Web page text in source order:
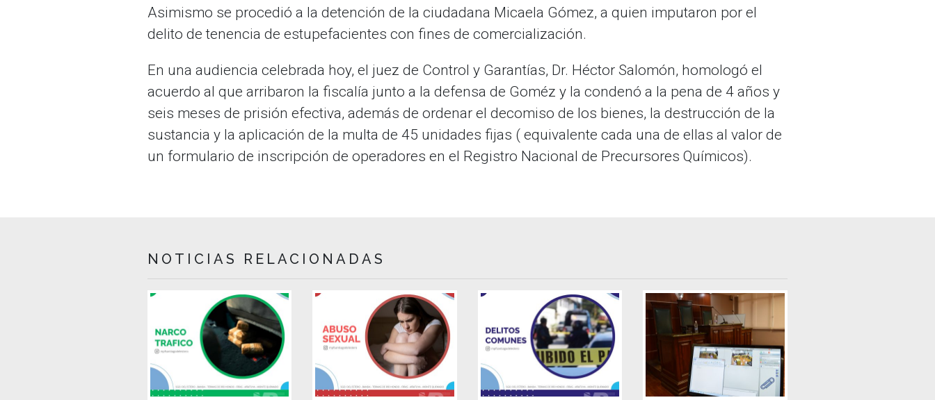
Asimismo se procedió a la detención de la ciudadana Micaela Gómez, a quien imputaron por el
delito de tenencia de estupefacientes con fines de comercialización.
En una audiencia celebrada hoy, el juez de Control y Garantías, Dr. Héctor Salomón, homologó el
acuerdo al que arribaron la fiscalía junto a la defensa de Goméz y la condenó a la pena de 4 años y
seis meses de prisión efectiva, además de ordenar el decomiso de los bienes, la destrucción de la
sustancia y la aplicación de la multa de 45 unidades fijas ( equivalente cada una de ellas al valor de
un formulario de inscripción de operadores en el Registro Nacional de Precursores Químicos).
NOTICIAS RELACIONADAS